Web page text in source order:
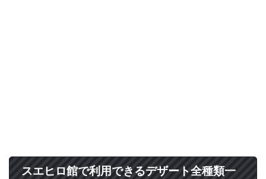
スエヒロ館で利用できるデザート全種類一